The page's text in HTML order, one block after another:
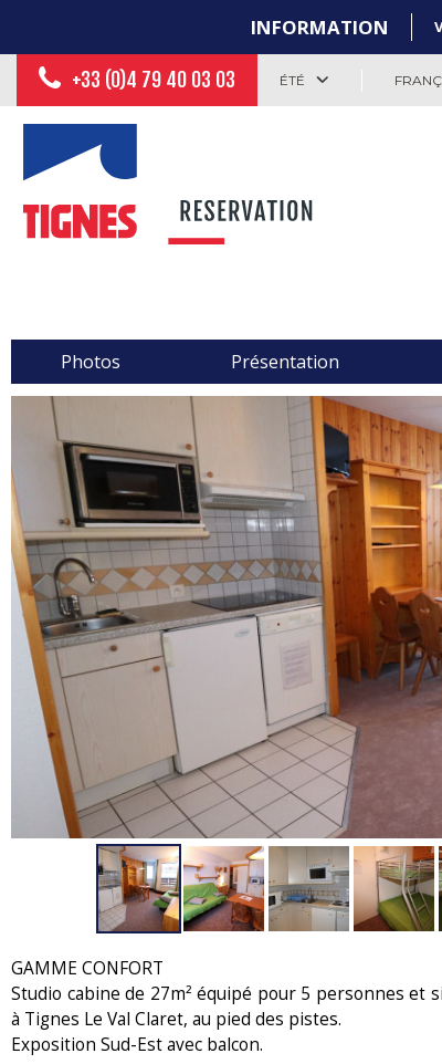
INFORMATION
+33 (0)4 79 40 03 03 ÉTÉ
Photos Présentation
GAMME CONFORT
Studio cabine de 27m² équipé pour 5 personnes et
à Tignes Le Val Claret, au pied des pistes.
Exposition Sud-Est avec balcon.